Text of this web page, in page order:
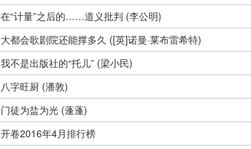
在“计量”之后的……道义批判 (李公明)
大都会歌剧院还能撑多久 ([英]诺曼·莱布雷希特)
我不是出版社的“托儿” (梁小民)
八字旺厨 (潘敦)
门徒为盐为光 (蓬蓬)
开卷2016年4月排行榜